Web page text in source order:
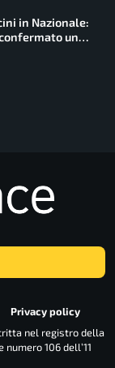
in Nazionale:
un
Privacy policy
nel registro della
106 dell’11